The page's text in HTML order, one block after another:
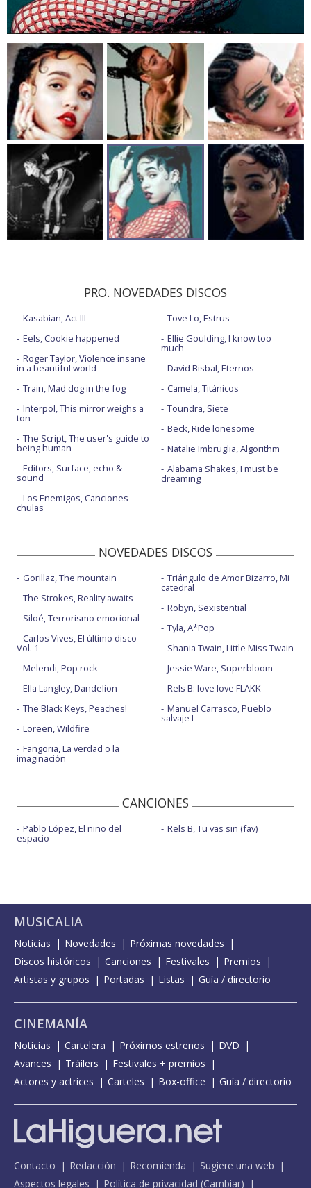
PRO. NOVEDADES DISCOS
Kasabian, Act III
Eels, Cookie happened
Roger Taylor, Violence insane
in a beautiful world
Train, Mad dog in the fog
Interpol, This mirror weighs a
ton
The Script, The user's guide to
being human
Editors, Surface, echo &
sound
Los Enemigos, Canciones
chulas
Tove Lo, Estrus
Ellie Goulding, I know too
much
David Bisbal, Eternos
Camela, Titánicos
Toundra, Siete
Beck, Ride lonesome
Natalie Imbruglia, Algorithm
Alabama Shakes, I must be
dreaming
NOVEDADES DISCOS
Gorillaz, The mountain
The Strokes, Reality awaits
Siloé, Terrorismo emocional
Carlos Vives, El último disco
Vol. 1
Melendi, Pop rock
Ella Langley, Dandelion
The Black Keys, Peaches!
Loreen, Wildfire
Fangoria, La verdad o la
imaginación
Triángulo de Amor Bizarro, Mi
catedral
Robyn, Sexistential
Tyla, A*Pop
Shania Twain, Little Miss Twain
Jessie Ware, Superbloom
Rels B: love love FLAKK
Manuel Carrasco, Pueblo
salvaje I
CANCIONES
Pablo López, El niño del
espacio
Rels B, Tu vas sin (fav)
MUSICALIA
Noticias Novedades
Próximas novedades
Discos históricos
Canciones Festivales
Premios
Artistas y grupos
Portadas Listas Guía / directorio
CINEMANÍA
Noticias Cartelera Próximos estrenos
DVD
Avances
Tráilers
Festivales + premios
Actores y actrices
Carteles Box-office Guía / directorio
Contacto Redacción Recomienda
Sugiere una web
Aspectos legales
Política de privacidad (Cambiar)